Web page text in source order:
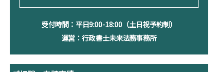
受付時間：平日9:00-18:00（土日祝予約制）
運営：行政書士未来法務事務所